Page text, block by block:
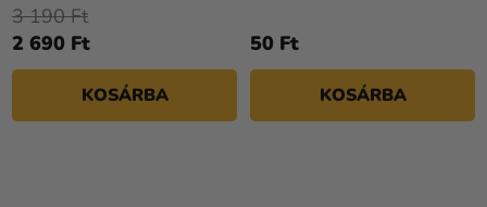
2 690 Ft
3 190 Ft
KOSÁRBA
50 Ft
KOSÁRBA